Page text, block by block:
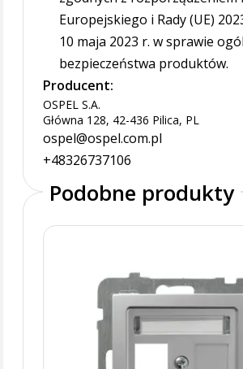
Europejskiego i Rady (UE)
10 maja 2023 r. w sprawie
bezpieczeństwa produktów.
Producent:
OSPEL S.A.
Główna 128, 42-436 Pilica, PL
ospel@ospel.com.pl
+48326737106
Podobne produkty